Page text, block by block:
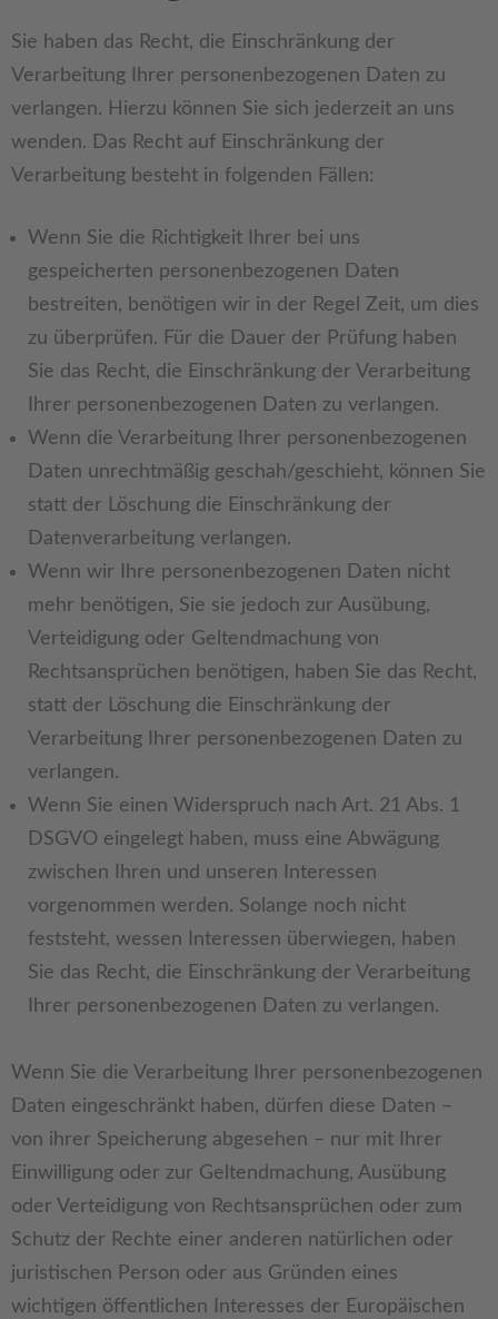
Sie haben das Recht, die Einschränkung der
Verarbeitung Ihrer personenbezogenen Daten zu
verlangen. Hierzu können Sie sich jederzeit an uns
wenden. Das Recht auf Einschränkung der
Verarbeitung besteht in folgenden Fällen:
Wenn Sie die Richtigkeit Ihrer bei uns
gespeicherten personenbezogenen Daten
bestreiten, benötigen wir in der Regel Zeit, um dies
zu überprüfen. Für die Dauer der Prüfung haben
Sie das Recht, die Einschränkung der Verarbeitung
Ihrer personenbezogenen Daten zu verlangen.
Wenn die Verarbeitung Ihrer personenbezogenen
Daten unrechtmäßig geschah/geschieht, können Sie
statt der Löschung die Einschränkung der
Datenverarbeitung verlangen.
Wenn wir Ihre personenbezogenen Daten nicht
mehr benötigen, Sie sie jedoch zur Ausübung,
Verteidigung oder Geltendmachung von
Rechtsansprüchen benötigen, haben Sie das Recht,
statt der Löschung die Einschränkung der
Verarbeitung Ihrer personenbezogenen Daten zu
verlangen.
Wenn Sie einen Widerspruch nach Art. 21 Abs. 1
DSGVO eingelegt haben, muss eine Abwägung
zwischen Ihren und unseren Interessen
vorgenommen werden. Solange noch nicht
feststeht, wessen Interessen überwiegen, haben
Sie das Recht, die Einschränkung der Verarbeitung
Ihrer personenbezogenen Daten zu verlangen.
Wenn Sie die Verarbeitung Ihrer personenbezogenen
Daten eingeschränkt haben, dürfen diese Daten –
von ihrer Speicherung abgesehen – nur mit Ihrer
Einwilligung oder zur Geltendmachung, Ausübung
oder Verteidigung von Rechtsansprüchen oder zum
Schutz der Rechte einer anderen natürlichen oder
juristischen Person oder aus Gründen eines
wichtigen öffentlichen Interesses der Europäischen